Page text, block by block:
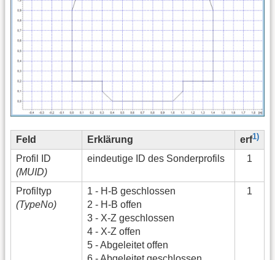
Feld Erklärung erf1)
Profil ID
(MUID)
eindeutige ID des Sonderprofils 1
Profiltyp
(TypeNo)
1 - H-B geschlossen
2 - H-B offen
3 - X-Z geschlossen
4 - X-Z offen
5 - Abgeleitet offen
1